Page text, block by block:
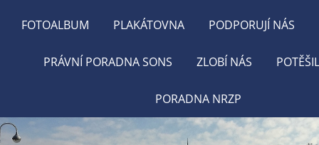
FOTOALBUM PLAKÁTOVNA PODPORUJÍ NÁS
PRÁVNÍ PORADNA SONS ZLOBÍ NÁS
PORADNA NRZP